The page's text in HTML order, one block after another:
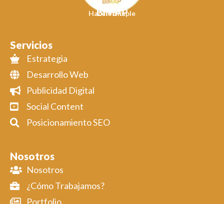
BIMAP
Hacelo Simple
Servicios
Estrategia
Desarrollo Web
Publicidad Digital
Social Content
Posicionamiento SEO
Nosotros
Nosotros
¿Cómo Trabajamos?
Portfolio